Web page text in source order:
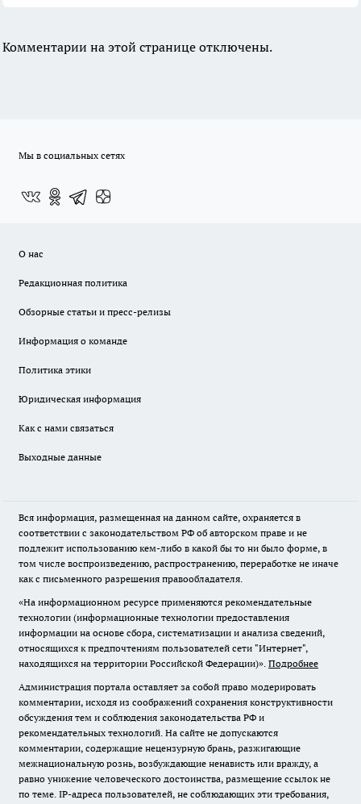
Комментарии на этой странице отключены.
Мы в социальных сетях
О нас
Редакционная политика
Обзорные статьи и пресс-релизы
Информация о команде
Политика этики
Юридическая информация
Как с нами связаться
Выходные данные
Вся информация, размещенная на данном сайте, охраняется в
соответствии с законодательством РФ об авторском праве и не
подлежит использованию кем-либо в какой бы то ни было форме, в
том числе воспроизведению, распространению, переработке не иначе
как с письменного разрешения правообладателя.
«На информационном ресурсе применяются рекомендательные
технологии (информационные технологии предоставления
информации на основе сбора, систематизации и анализа сведений,
относящихся к предпочтениям пользователей сети "Интернет",
находящихся на территории Российской Федерации)». Подробнее
Администрация портала оставляет за собой право модерировать
комментарии, исходя из соображений сохранения конструктивности
обсуждения тем и соблюдения законодательства РФ и
рекомендательных технологий. На сайте не допускаются
комментарии, содержащие нецензурную брань, разжигающие
межнациональную рознь, возбуждающие ненависть или вражду, а
равно унижение человеческого достоинства, размещение ссылок не
по теме. IP-адреса пользователей, не соблюдающих эти требования,